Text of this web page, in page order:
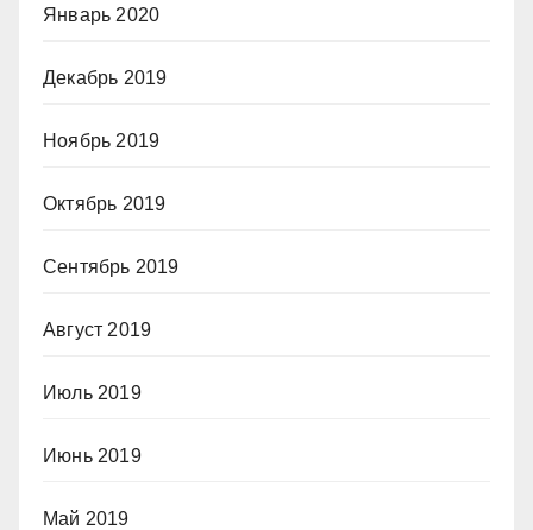
Январь 2020
Декабрь 2019
Ноябрь 2019
Октябрь 2019
Сентябрь 2019
Август 2019
Июль 2019
Июнь 2019
Май 2019